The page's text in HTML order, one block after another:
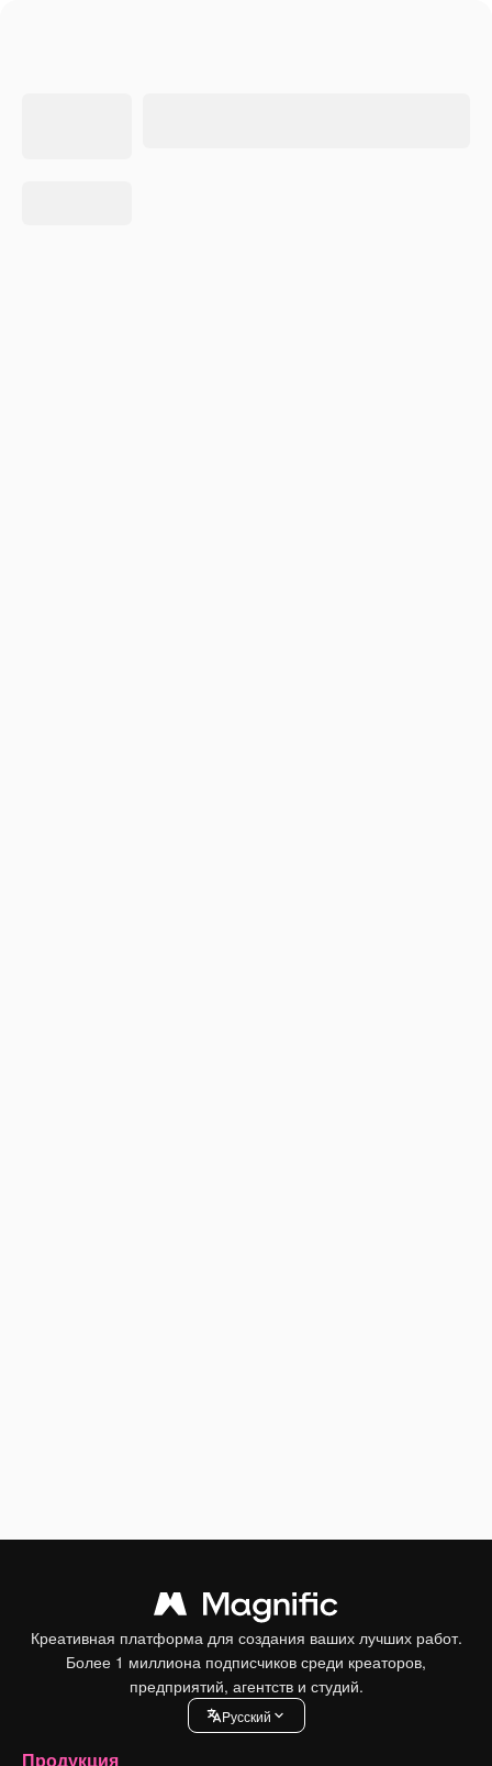
Креативная платформа для создания ваших лучших работ.
Более 1 миллиона подписчиков среди креаторов,
предприятий, агентств и студий.
Pусский
Продукция